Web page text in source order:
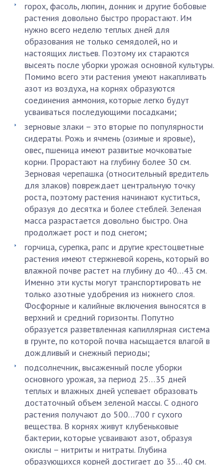
горох, фасоль, люпин, донник и другие бобовые
растения довольно быстро прорастают. Им
нужно всего неделю теплых дней для
образования не только семядолей, но и
настоящих листьев. Поэтому их стараются
высеять после уборки урожая основной культуры.
Помимо всего эти растения умеют накапливать
азот из воздуха, на корнях образуются
соединения аммония, которые легко будут
усваиваться последующими посадками;
зерновые злаки – это вторые по популярности
сидераты. Рожь и ячмень (озимые и яровые),
овес, пшеница имеют развитые мочковатые
корни. Прорастают на глубину более 30 см.
Зерновая черепашка (относительный вредитель
для злаков) повреждает центральную точку
роста, поэтому растения начинают куститься,
образуя до десятка и более стеблей. Зеленая
масса разрастается довольно быстро. Она
продолжает рост и под снегом;
горчица, сурепка, рапс и другие крестоцветные
растения имеют стержневой корень, который во
влажной почве растет на глубину до 40…43 см.
Именно эти кусты могут транспортировать не
только азотные удобрения из нижнего слоя.
Фосфорные и калийные включения выносятся в
верхний и средний горизонты. Попутно
образуется разветвленная капиллярная система
в грунте, по которой почва насыщается влагой в
дождливый и снежный периоды;
подсолнечник, высаженный после уборки
основного урожая, за период 25…35 дней
теплых и влажных дней успевает образовать
достаточный объем зеленой массы. С одного
растения получают до 500…700 г сухого
вещества. В корнях живут клубеньковые
бактерии, которые усваивают азот, образуя
окислы – нитриты и нитраты. Глубина
образующихся корней достигает до 35…40 см.